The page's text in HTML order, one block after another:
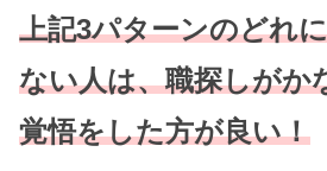
上記3パターンのどれ
ない人は、職探しがか
覚悟をした方が良い！